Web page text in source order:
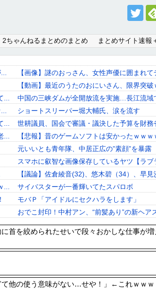
2ちゃんねるまとめのまとめ まとめサイト速報
...
...
...
...
...
【画像】謎のおっさん、女性声優に囲まれて
【動画】最近のうたのおにいさん、限界突破
中国の三峡ダムが全開放流を実施…長江流域
ショートスリーパー堀大輔氏、涙を流す
世耕議員、国会で審議・議決した予算を財務
【悲報】昔のゲームソフトは安かったｗｗｗ
元いいとも青年隊、中居正広の”素顔”を暴露
スマホに叡智な画像保存しているヤツ【ラブ
【議論】佐倉綾音(32)、悠木碧（34）、早見
サイバスターが一番輝いてたスパロボ
モバＰ「アイドルにセクハラをします」
おでこ封印！中村アン、“前髪あり”の新ヘア
【長野】安曇野市と大町市で土砂崩落 山中
ショートスリーパー堀大輔氏、涙を流す
高市内閣の方針に反対した自民党議員9人の
首を絞められたせいで段々おかしな仕事が増
他の使う意味がない…せや！」←これｗｗｗ